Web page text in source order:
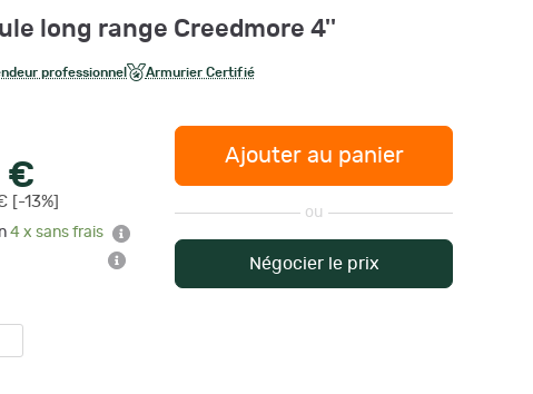
long range Creedmore 4''
professionnel Armurier Certifié
€
[-13%]
4 x sans frais
Ajouter au panier
ou
Négocier le prix